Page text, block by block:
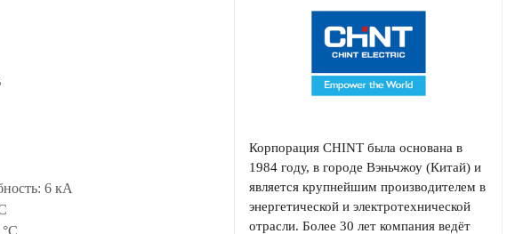
6 кА
Корпорация CHINT была основана в
1984 году, в городе Вэньчжоу (Китай) и
является крупнейшим производителем в
энергетической и электротехнической
отрасли. Более 30 лет компания ведёт